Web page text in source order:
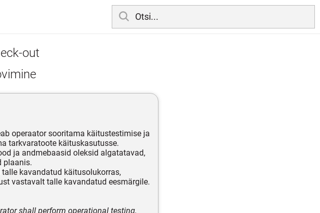
out
operaator sooritama käitustestimise ja
tarkvaratoote käituskasutusse.
ja andmebaasid oleksid algatatavad,
plaanis.
kavandatud käitusolukorras,
vastavalt talle kavandatud eesmärgile.
shall perform operational testing,